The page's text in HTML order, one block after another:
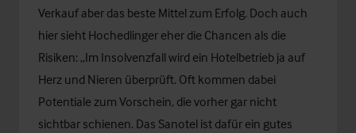
Verkauf aber das beste Mittel zum Erfolg. Doch auch
hier sieht Hochedlinger eher die Chancen als die
Risiken: „Im Insolvenzfall wird ein Hotelbetrieb ja auf
Herz und Nieren überprüft. Oft kommen dabei
Potentiale zum Vorschein, die vorher gar nicht
sichtbar schienen. Das Sanotel ist dafür ein gutes